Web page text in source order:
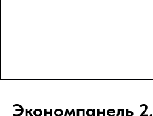
Экономпанель